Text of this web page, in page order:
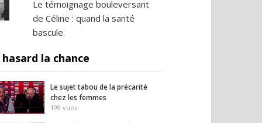
Le témoignage bouleversant
de Céline : quand la santé
bascule.
hasard la chance
Le sujet tabou de la précarité
chez les femmes
199 vues